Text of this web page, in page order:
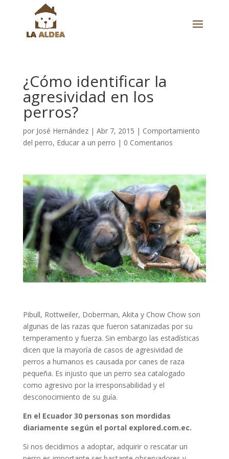
¿Cómo identificar la
agresividad en los
perros?
por José Hernández| Abr 7, 2015 | Comportamiento
del perro, Educar a un perro | 0 Comentarios
Pibull, Rottweiler, Doberman, Akita y Chow Chow son
algunas de las razas que fueron satanizadas por su
temperamento y fuerza. Sin embargo las estadísticas
dicen que la mayoría de casos de agresividad de
perros a humanos es causada por canes de raza
pequeña. Es injusto que un perro sea catalogado
como agresivo por la irresponsabilidad y el
desconocimiento de su guía.
En el Ecuador 30 personas son mordidas
diariamente según el portal explored.com.ec.
Si nos decidimos a adoptar, adquirir o rescatar un